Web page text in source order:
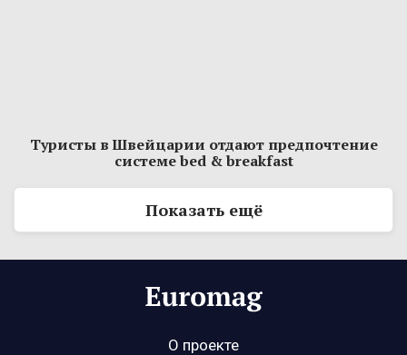
Туристы в Швейцарии отдают предпочтение
системе bed & breakfast
Показать ещё
О проекте